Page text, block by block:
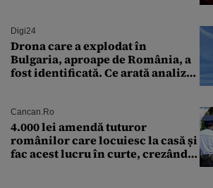
Digi24
Drona care a explodat în
Bulgaria, aproape de România, a
fost identificată. Ce arată analiza
Cancan.ro
4.000 lei amendă tuturor
românilor care locuiesc la casă și
fac acest lucru în curte, crezând